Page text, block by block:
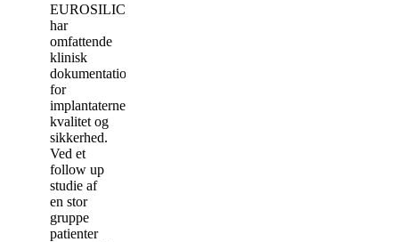
EUROSILICONE
har
omfattende
klinisk
dokumentation
for
implantaternes
kvalitet og
sikkerhed.
Ved et
follow up
studie af
en stor
gruppe
patienter